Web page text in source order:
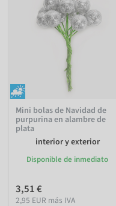
Mini bolas de Navidad de
purpurina en alambre de
plata
interior y exterior
Disponible de inmediato
3,51 €
2,95 EUR más IVA